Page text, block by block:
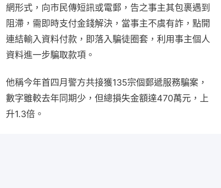
網形式，向市民傳短訊或電郵，告之事主其包裹遇到
阻滯，需即時支付金錢解決，當事主不虞有詐，點開
連結輸入資料付款，即落入騙徒圈套，利用事主個人
資料進一步騙取款項。
他稱今年首四月警方共接獲135宗個郵遞服務騙案，
數字雖較去年同期少，但總損失金額達470萬元，上
升1.3倍。